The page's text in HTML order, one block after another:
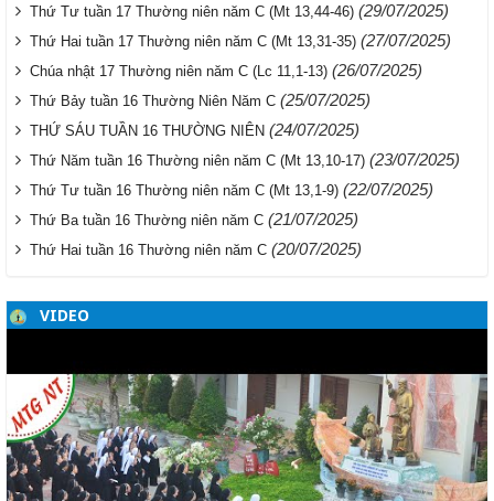
Thứ Tư tuần 17 Thường niên năm C (Mt 13,44-46) (29/07/2025)
Thứ Hai tuần 17 Thường niên năm C (Mt 13,31-35) (27/07/2025)
Chúa nhật 17 Thường niên năm C (Lc 11,1-13) (26/07/2025)
Thứ Bảy tuần 16 Thường Niên Năm C (25/07/2025)
THỨ SÁU TUẦN 16 THƯỜNG NIÊN (24/07/2025)
Thứ Năm tuần 16 Thường niên năm C (Mt 13,10-17) (23/07/2025)
Thứ Tư tuần 16 Thường niên năm C (Mt 13,1-9) (22/07/2025)
Thứ Ba tuần 16 Thường niên năm C (21/07/2025)
Thứ Hai tuần 16 Thường niên năm C (20/07/2025)
VIDEO